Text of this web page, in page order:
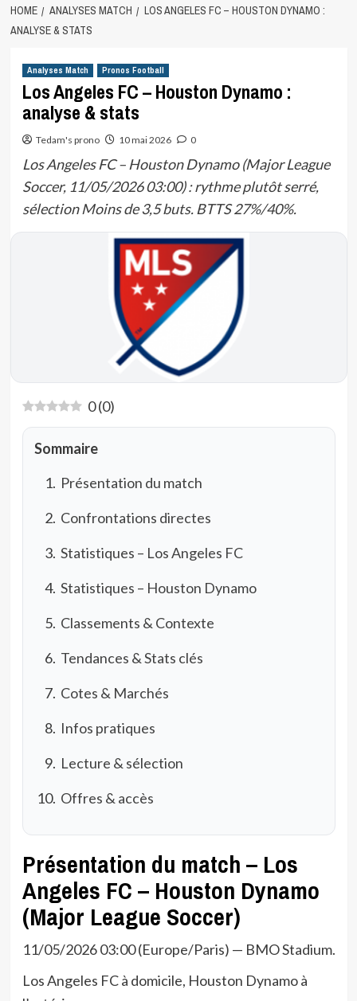
HOME ANALYSES MATCH
LOS ANGELES FC – HOUSTON DYNAMO :
ANALYSE & STATS
Analyses Match Pronos Football
Los Angeles FC – Houston Dynamo :
analyse & stats
Tedam's prono 10 mai 2026 0
Los Angeles FC – Houston Dynamo (Major League
Soccer, 11/05/2026 03:00) : rythme plutôt serré,
sélection Moins de 3,5 buts. BTTS 27%/40%.
0(0)
Sommaire
Présentation du match
Confrontations directes
Statistiques – Los Angeles FC
Statistiques – Houston Dynamo
Classements & Contexte
Tendances & Stats clés
Cotes & Marchés
Infos pratiques
Lecture & sélection
Offres & accès
Présentation du match – Los
Angeles FC – Houston Dynamo
(Major League Soccer)
11/05/2026 03:00 (Europe/Paris) — BMO Stadium.
Los Angeles FC à domicile, Houston Dynamo à